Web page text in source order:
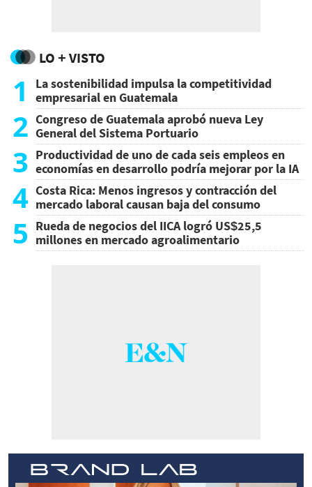
LO + VISTO
1
La sostenibilidad impulsa la competitividad
empresarial en Guatemala
2 Congreso de Guatemala aprobó nueva Ley
General del Sistema Portuario
3 Productividad de uno de cada seis empleos en
economías en desarrollo podría mejorar por la IA
4 Costa Rica: Menos ingresos y contracción del
mercado laboral causan baja del consumo
5 Rueda de negocios del IICA logró US$25,5
millones en mercado agroalimentario